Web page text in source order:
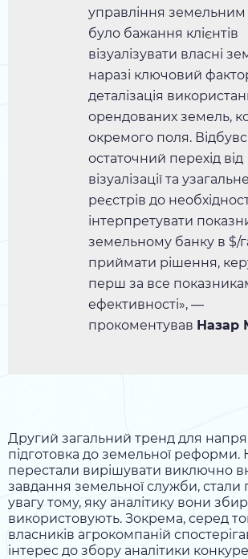
управління
було бажання клієнтів
візуалізувати власні
наразі ключовий
деталізація
орендованих земель,
окремого поля.
остаточний перехід від
візуалізації та
реєстрів до
інтерпретувати
земельному банку в $/
приймати рішення,
перш за все
ефективності», —
прокоментував Назар
Другий загальний тренд для
підготовка до земельної реформи.
перестали вирішувати виключно
завдання земельної служби, стали
увагу тому, яку аналітику вони
використовують. Зокрема, серед
власників агрокомпаній
інтерес до збору аналітики